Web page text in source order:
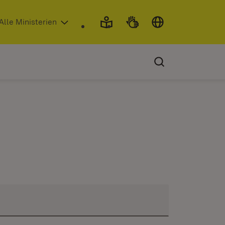
neuem Fenster)
Ministerien